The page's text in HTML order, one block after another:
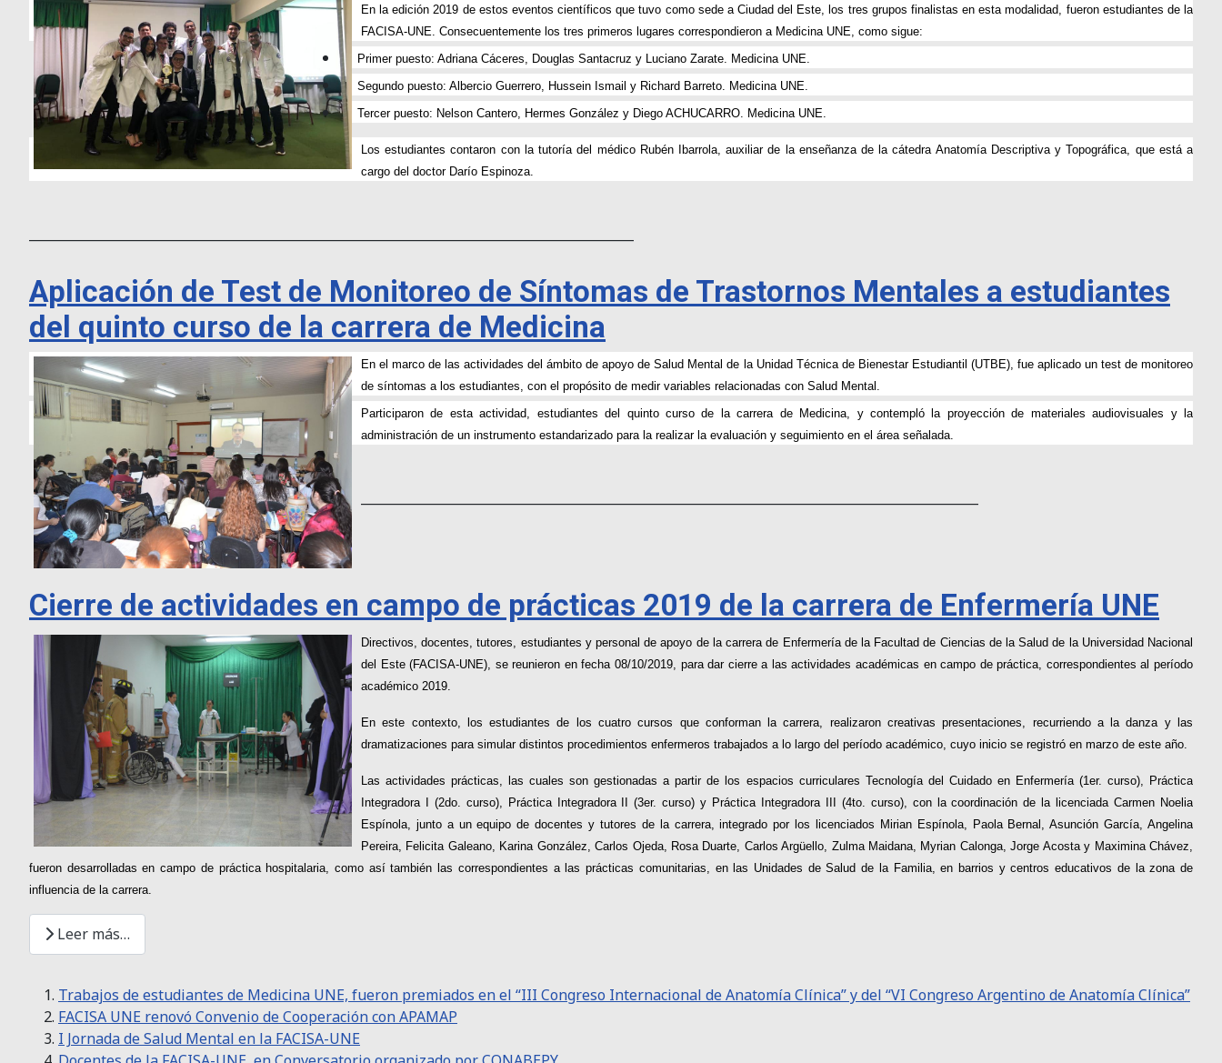
En la edición 2019 de estos eventos científicos que tuvo como sede a Ciudad del Este, los tres grupos finalistas en esta modalidad, fueron estudiantes de la
FACISA-UNE. Consecuentemente los tres primeros lugares correspondieron a Medicina UNE, como sigue:
Primer puesto: Adriana Cáceres, Douglas Santacruz y Luciano Zarate. Medicina UNE.
Segundo puesto: Albercio Guerrero, Hussein Ismail y Richard Barreto. Medicina UNE.
Tercer puesto: Nelson Cantero, Hermes González y Diego ACHUCARRO. Medicina UNE.
Los estudiantes contaron con la tutoría del médico Rubén Ibarrola, auxiliar de la enseñanza de la cátedra Anatomía Descriptiva y Topográfica, que está a
cargo del doctor Darío Espinoza.
Aplicación de Test de Monitoreo de Síntomas de Trastornos Mentales a estudiantes
del quinto curso de la carrera de Medicina
En el marco de las actividades del ámbito de apoyo de Salud Mental de la Unidad Técnica de Bienestar Estudiantil (UTBE), fue aplicado un test de monitoreo
de síntomas a los estudiantes, con el propósito de medir variables relacionadas con Salud Mental.
Participaron de esta actividad, estudiantes del quinto curso de la carrera de Medicina, y contempló la proyección de materiales audiovisuales y la
administración de un instrumento estandarizado para la realizar la evaluación y seguimiento en el área señalada.
Cierre de actividades en campo de prácticas 2019 de la carrera de Enfermería UNE
Directivos, docentes, tutores, estudiantes y personal de apoyo de la carrera de Enfermería de la Facultad de Ciencias de la Salud de la Universidad Nacional
del Este (FACISA-UNE), se reunieron en fecha 08/10/2019, para dar cierre a las actividades académicas en campo de práctica, correspondientes al período
académico 2019.
En este contexto, los estudiantes de los cuatro cursos que conforman la carrera, realizaron creativas presentaciones, recurriendo a la danza y las
dramatizaciones para simular distintos procedimientos enfermeros trabajados a lo largo del período académico, cuyo inicio se registró en marzo de este año.
Las actividades prácticas, las cuales son gestionadas a partir de los espacios curriculares Tecnología del Cuidado en Enfermería (1er. curso), Práctica
Integradora I (2do. curso), Práctica Integradora II (3er. curso) y Práctica Integradora III (4to. curso), con la coordinación de la licenciada Carmen Noelia
Espínola, junto a un equipo de docentes y tutores de la carrera, integrado por los licenciados Mirian Espínola, Paola Bernal, Asunción García, Angelina
Pereira, Felicita Galeano, Karina González, Carlos Ojeda, Rosa Duarte, Carlos Argüello, Zulma Maidana, Myrian Calonga, Jorge Acosta y Maximina Chávez,
fueron desarrolladas en campo de práctica hospitalaria, como así también las correspondientes a las prácticas comunitarias, en las Unidades de Salud de la Familia, en barrios y centros educativos de la zona de
influencia de la carrera.
Leer más…
Trabajos de estudiantes de Medicina UNE, fueron premiados en el “III Congreso Internacional de Anatomía Clínica” y del “VI Congreso Argentino de Anatomía Clínica”
FACISA UNE renovó Convenio de Cooperación con APAMAP
I Jornada de Salud Mental en la FACISA-UNE